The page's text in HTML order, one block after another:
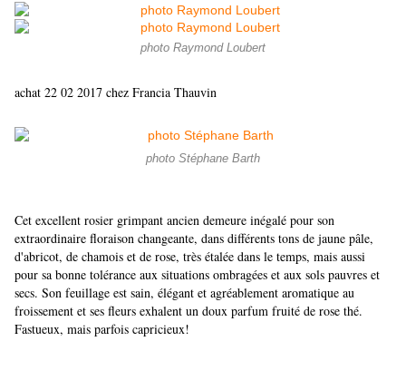
photo Raymond Loubert
achat 22 02 2017 chez Francia Thauvin
photo Stéphane Barth
Cet excellent rosier grimpant ancien demeure inégalé pour son
extraordinaire floraison changeante, dans différents tons de jaune pâle,
d'abricot, de chamois et de rose, très étalée dans le temps, mais aussi
pour sa bonne tolérance aux situations ombragées et aux sols pauvres et
secs. Son feuillage est sain, élégant et agréablement aromatique au
froissement et ses fleurs exhalent un doux parfum fruité de rose thé.
Fastueux, mais parfois capricieux!